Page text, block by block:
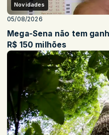
Novidades
05/08/2026
Mega-Sena não tem
R$ 150 milhões